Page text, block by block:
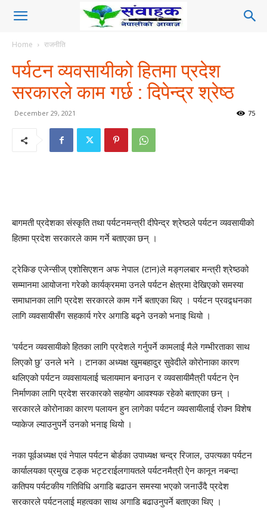
Home राजनीति
पर्यटन व्यवसायीको हितमा प्रदेश
सरकारले काम गर्छ : दिपेन्द्र श्रेष्ठ
December 29, 2021 75
बागमती प्रदेशका संस्कृति तथा पर्यटनमन्त्री दीपेन्द्र श्रेष्ठले पर्यटन व्यवसायीको
हितमा प्रदेश सरकारले काम गर्ने बताएका छन् ।
ट्रेकिङ एजेन्सीज् एशोसिएशन अफ नेपाल (टान)ले मङ्गलबार मन्त्री श्रेष्ठको
सम्मानमा आयोजना गरेको कार्यक्रममा उनले पर्यटन क्षेत्रमा देखिएको समस्या
समाधानका लागि प्रदेश सरकारले काम गर्ने बताएका थिए । पर्यटन प्रवद्र्धनका
लागि व्यवसायीसँग सहकार्य गरेर अगाडि बढ्ने उनको भनाइ थियो ।
‘पर्यटन व्यवसायीको हितका लागि प्रदेशले गर्नुपर्ने कामलाई मैले गम्भीरताका साथ
लिएको छु’ उनले भने । टानका अध्यक्ष खुमबहादुर सुवेदीले कोरोनाका कारण
थलिएको पर्यटन व्यवसायलाई चलायमान बनाउन र व्यवसायीमैत्री पर्यटन ऐन
निर्माणका लागि प्रदेश सरकारको सहयोग आवश्यक रहेको बताएका छन् ।
सरकारले कोरोनाका कारण पलायन हुन लागेका पर्यटन व्यवसायीलाई रोक्न विशेष
प्याकेज ल्याउनुपर्ने उनको भनाइ थियो ।
नका पूर्वअध्यक्ष एवं नेपाल पर्यटन बोर्डका उपाध्यक्ष चन्द्र रिजाल, उपत्यका पर्यटन
कार्यालयका प्रमुख टङ्क भट्टराईलगायतले पर्यटनमैत्री ऐन कानून नबन्दा
कतिपय पर्यटकीय गतिविधि अगाडि बढाउन समस्या भएको जनाउँदै प्रदेश
सरकारले पर्यटनलाई महत्वका साथ अगाडि बढाउनुपर्ने बताएका थिए ।